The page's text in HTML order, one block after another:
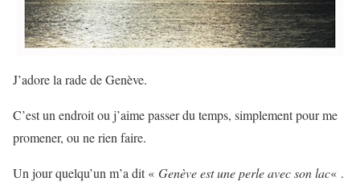
J’adore la rade de Genève.
C’est un endroit ou j’aime passer du temps, simplement pour me
promener, ou ne rien faire.
Un jour quelqu’un m’a dit « Genève est une perle avec son lac« .